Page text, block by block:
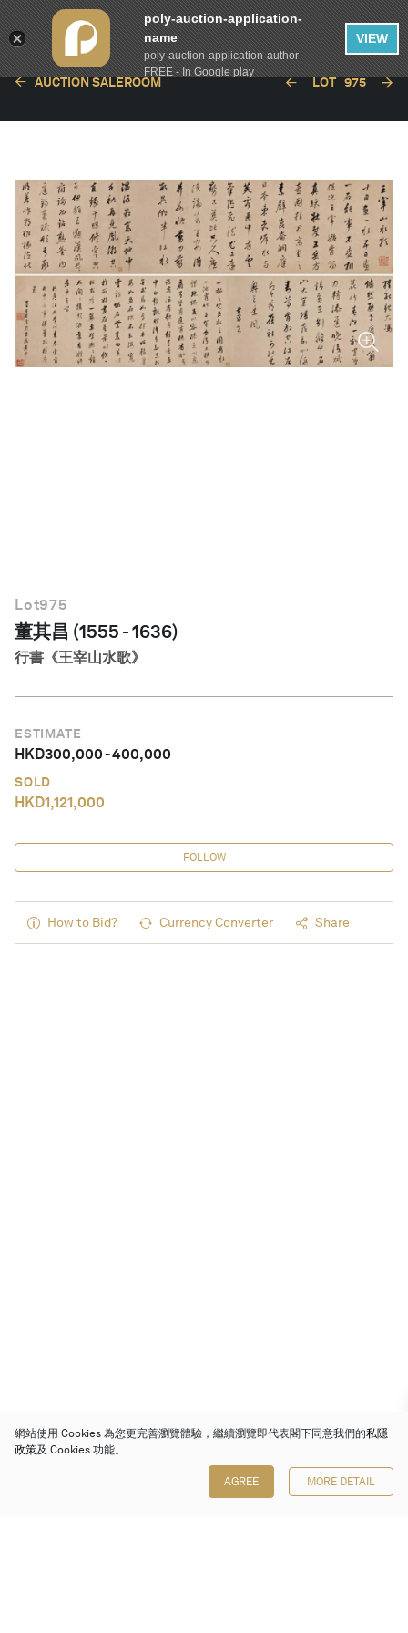
AUCTION SALEROOM LOT 975
Lot975
董其昌 (1555 - 1636)
行書《王宰山水歌》
ESTIMATE
HKD300,000-400,000
SOLD
HKD1,121,000
FOLLOW
How to Bid? Currency Converter Share
網站使用 Cookies 為您更完善瀏覽體驗，繼續瀏覽即代表閣下同意我們的私隱
政策及 Cookies 功能。
AGREE MORE DETAIL
poly-auction-application-
name
poly-auction-application-author
FREE - In Google play
VIEW